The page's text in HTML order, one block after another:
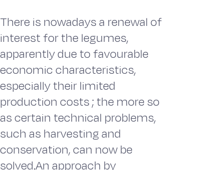
There is nowadays a renewal of
interest for the legumes,
apparently due to favourable
economic characteristics,
especially their limited
production costs ; the more so
as certain technical problems,
such as harvesting and
conservation, can now be
solved.An approach by